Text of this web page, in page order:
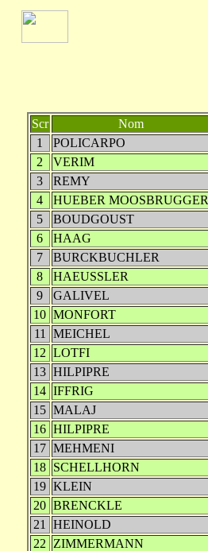
Scr Nom
1
POLICARPO
2
VERIM
3
REMY
4
HUEBER MOOSBRUGGER
5
BOUDGOUST
6
HAAG
7
BURCKBUCHLER
8
HAEUSSLER
9
GALIVEL
10 MONFORT
11
MEICHEL
12 LOTFI
13 HILPIPRE
14 IFFRIG
15 MALAJ
16 HILPIPRE
17 MEHMENI
18 SCHELLHORN
19 KLEIN
20 BRENCKLE
21
HEINOLD
22
ZIMMERMANN